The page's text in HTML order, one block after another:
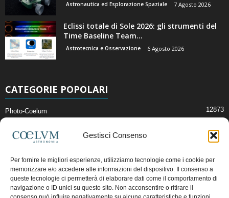
Gestisci Consenso
Per fornire le migliori esperienze, utilizziamo tecnologie come i cookie per
memorizzare e/o accedere alle informazioni del dispositivo. Il consenso a
queste tecnologie ci permetterà di elaborare dati come il comportamento di
navigazione o ID unici su questo sito. Non acconsentire o ritirare il
Astronautica ed Esplorazione Spaziale 7 Agosto 2026
Eclissi totale di Sole 2026: gli strumenti del
Time Baseline Team...
Astrotecnica e Osservazione 6 Agosto 2026
CATEGORIE POPOLARI
Photo-Coelum 12873
News di Astronomia 2411
Cielo del Mese
Astronomia, Astrofisica e Cosmologia
Articoli e Risorse On-Line